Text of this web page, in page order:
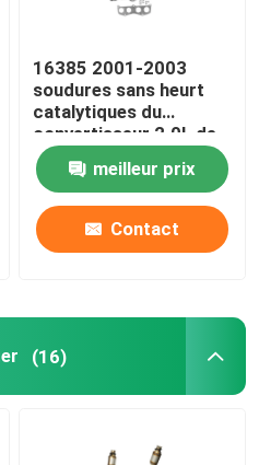
à trois voies
de TWC
diesel
16385 2001-2003
soudures sans heurt
catalytiques du
convertisseur 2.0L de
Toyota RAV4
meilleur prix
Contact
(16)